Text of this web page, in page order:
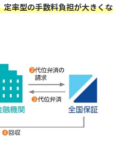
率型の手数料負担が大きくな